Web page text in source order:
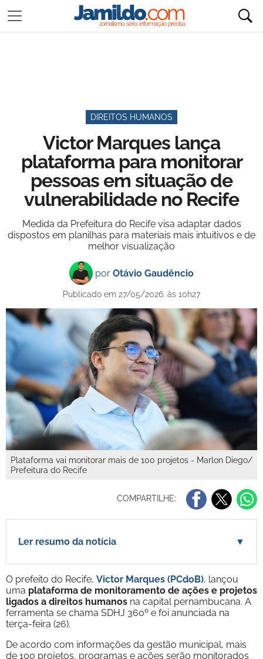
DIREITOS HUMANOS
Victor Marques lança
plataforma para monitorar
pessoas em situação de
vulnerabilidade no Recife
Medida da Prefeitura do Recife visa adaptar dados
dispostos em planilhas para materiais mais intuitivos e de
melhor visualização
por Otávio Gaudêncio
Publicado em 27/05/2026, às 10h27
Plataforma vai monitorar mais de 100 projetos - Marlon Diego/
Prefeitura do Recife
COMPARTILHE:
Ler resumo da notícia ▼
O prefeito do Recife, Victor Marques (PCdoB), lançou
uma plataforma de monitoramento de ações e projetos
ligados a direitos humanos na capital pernambucana. A
ferramenta se chama SDHJ 360º e foi anunciada na
terça-feira (26).
De acordo com informações da gestão municipal, mais
de 100 projetos, programas e ações serão monitorados